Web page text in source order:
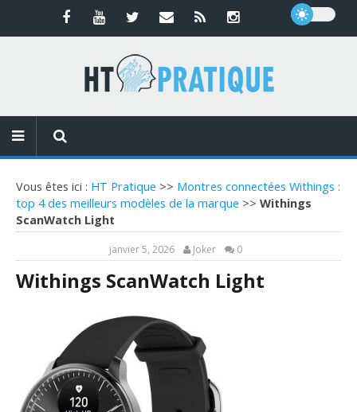
Vous êtes ici : HT Pratique >> Montres connectées Withings :
top 4 des meilleurs modèles de la marque >> Withings
ScanWatch Light
janvier 5, 2026 Joker 0
Withings ScanWatch Light